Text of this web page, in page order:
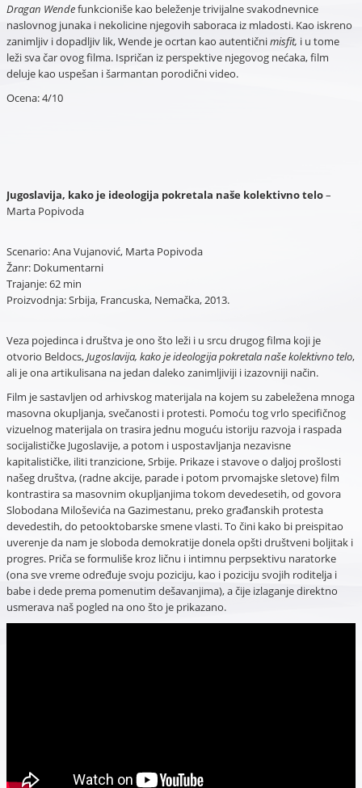
Dragan Wendefunkcioniše kao beleženje trivijalne svakodnevnice
naslovnog junaka i nekolicine njegovih saboraca iz mladosti. Kao iskreno
zanimljiv i dopadljiv lik, Wende je ocrtan kao autentičnimisfit, i u tome
leži sva čar ovog filma. Ispričan iz perspektive njegovog nećaka, film
deluje kao uspešan i šarmantan porodični video.
Ocena: 4/10
Jugoslavija, kako je ideologija pokretala naše kolektivno telo–
Marta Popivoda
Scenario: Ana Vujanović, Marta Popivoda
Žanr: Dokumentarni
Trajanje: 62 min
Proizvodnja: Srbija, Francuska, Nemačka, 2013.
Veza pojedinca i društva je ono što leži i u srcu drugog filma koji je
otvorio Beldocs,Jugoslavija, kako je ideologija pokretala naše kolektivno telo,
ali je ona artikulisana na jedan daleko zanimljiviji i izazovniji način.
Film je sastavljen od arhivskog materijala na kojem su zabeležena mnoga
masovna okupljanja, svečanosti i protesti. Pomoću tog vrlo specifičnog
vizuelnog materijala on trasira jednu moguću istoriju razvoja i raspada
socijalističke Jugoslavije, a potom i uspostavljanja nezavisne
kapitalističke, iliti tranzicione, Srbije. Prikaze i stavove o daljoj prošlosti
našeg društva, (radne akcije, parade i potom prvomajske sletove) film
kontrastira sa masovnim okupljanjima tokom devedesetih, od govora
Slobodana Miloševića na Gazimestanu, preko građanskih protesta
devedestih, do petooktobarske smene vlasti. To čini kako bi preispitao
uverenje da nam je sloboda demokratije donela opšti društveni boljitak i
progres. Priča se formuliše kroz ličnu i intimnu perpsektivu naratorke
(ona sve vreme određuje svoju poziciju, kao i poziciju svojih roditelja i
babe i dede prema pomenutim dešavanjima), a čije izlaganje direktno
usmerava naš pogled na ono što je prikazano.